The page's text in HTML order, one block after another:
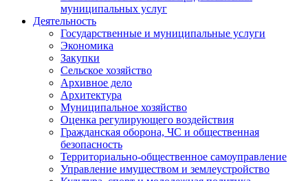
муниципальных услуг
Деятельность
Государственные и муниципальные услуги
Экономика
Закупки
Сельское хозяйство
Архивное дело
Архитектура
Муниципальное хозяйство
Оценка регулирующего воздействия
Гражданская оборона, ЧС и общественная
безопасность
Территориально-общественное самоуправление
Управление имуществом и землеустройство